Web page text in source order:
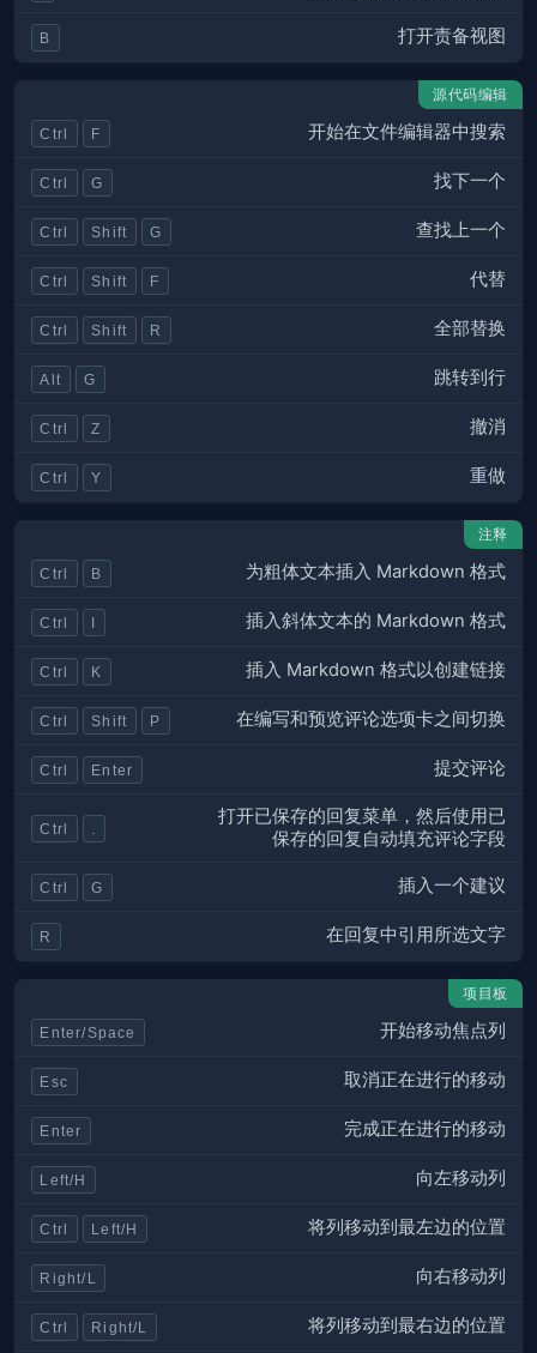
B 打开责备视图
源代码编辑
Ctrl F 开始在文件编辑器中搜索
Ctrl G 找下一个
Ctrl Shift G 查找上一个
Ctrl Shift F 代替
Ctrl Shift R 全部替换
Alt G 跳转到行
Ctrl Z 撤消
Ctrl Y 重做
注释
Ctrl B 为粗体文本插入 Markdown 格式
Ctrl I 插入斜体文本的 Markdown 格式
Ctrl K 插入 Markdown 格式以创建链接
Ctrl Shift P 在编写和预览评论选项卡之间切换
Ctrl Enter 提交评论
Ctrl
打开已保存的回复菜单，然后使用已
保存的回复自动填充评论字段
Ctrl G 插入一个建议
R 在回复中引用所选文字
项目板
Enter/Space 开始移动焦点列
Esc 取消正在进行的移动
Enter 完成正在进行的移动
Left/H 向左移动列
Ctrl Left/H 将列移动到最左边的位置
Right/L 向右移动列
Ctrl Right/L 将列移动到最右边的位置